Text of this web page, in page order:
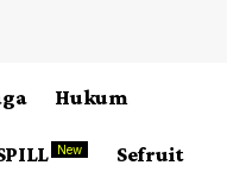
Hukum
New Sefruit